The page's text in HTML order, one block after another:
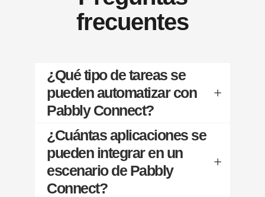
frecuentes
¿Qué tipo de tareas se
pueden automatizar con
Pabbly Connect?
¿Cuántas aplicaciones se
pueden integrar en un
escenario de Pabbly
Connect?